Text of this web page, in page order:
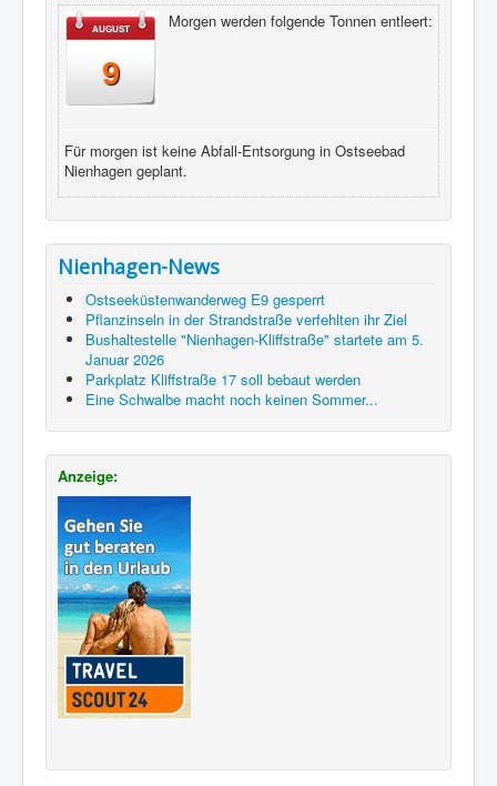
AUGUST
9
Morgen werden folgende Tonnen entleert:
Für morgen ist keine Abfall-Entsorgung in Ostseebad
Nienhagen geplant.
Nienhagen-News
Ostseeküstenwanderweg E9 gesperrt
Pflanzinseln in der Strandstraße verfehlten ihr Ziel
Bushaltestelle "Nienhagen-Kliffstraße" startete am 5.
Januar 2026
Parkplatz Kliffstraße 17 soll bebaut werden
Eine Schwalbe macht noch keinen Sommer...
Anzeige: